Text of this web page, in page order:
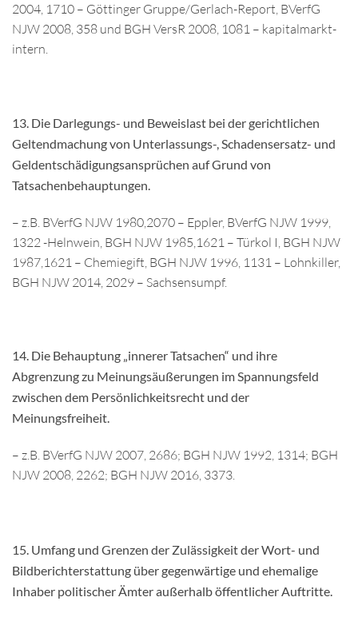
2004, 1710 – Göttinger Gruppe/Gerlach-Report, BVerfG
NJW 2008, 358 und BGH VersR 2008, 1081 – kapitalmarkt-
intern.
13. Die Darlegungs- und Beweislast bei der gerichtlichen
Geltendmachung von Unterlassungs-, Schadensersatz- und
Geldentschädigungsansprüchen auf Grund von
Tatsachenbehauptungen.
– z.B. BVerfG NJW 1980,2070 – Eppler, BVerfG NJW 1999,
1322 -Helnwein, BGH NJW 1985,1621 – Türkol I, BGH NJW
1987,1621 – Chemiegift, BGH NJW 1996, 1131 – Lohnkiller,
BGH NJW 2014, 2029 – Sachsensumpf.
14. Die Behauptung „innerer Tatsachen“ und ihre
Abgrenzung zu Meinungsäußerungen im Spannungsfeld
zwischen dem Persönlichkeitsrecht und der
Meinungsfreiheit.
– z.B. BVerfG NJW 2007, 2686; BGH NJW 1992, 1314; BGH
NJW 2008, 2262; BGH NJW 2016, 3373.
15. Umfang und Grenzen der Zulässigkeit der Wort- und
Bildberichterstattung über gegenwärtige und ehemalige
Inhaber politischer Ämter außerhalb öffentlicher Auftritte.